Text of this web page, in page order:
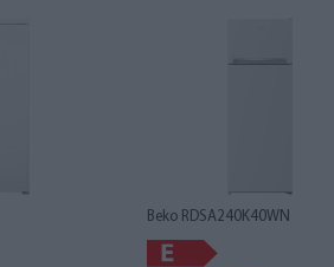
Beko RDSA240K40WN